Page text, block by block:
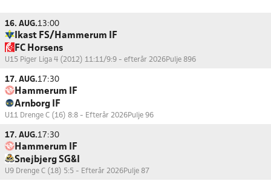
16. AUG.13:00
Ikast FS/Hammerum IF
FC Horsens
U15 Piger Liga 4 (2012) 11:11/9:9 - efterår 2026Pulje 896
17. AUG.17:30
Hammerum IF
Arnborg IF
U11 Drenge C (16) 8:8 - Efterår 2026Pulje 96
17. AUG.17:30
Hammerum IF
Snejbjerg SG&I
U9 Drenge C (18) 5:5 - Efterår 2026Pulje 87